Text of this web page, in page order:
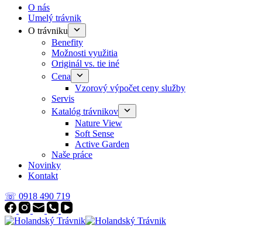
O nás
Umelý trávnik
O trávniku
Benefity
Možnosti využitia
Originál vs. tie iné
Cena
Vzorový výpočet ceny služby
Servis
Katalóg trávnikov
Nature View
Soft Sense
Active Garden
Naše práce
Novinky
Kontakt
☏ 0918 490 719